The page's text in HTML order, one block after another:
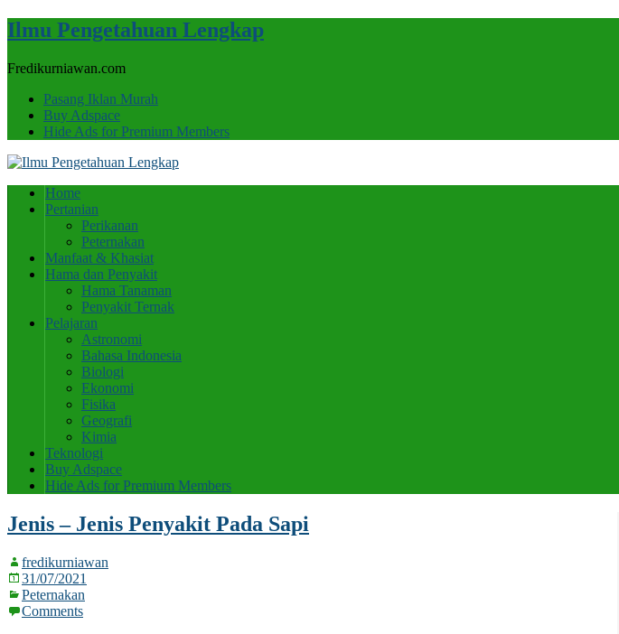
Ilmu Pengetahuan Lengkap
Fredikurniawan.com
Pasang Iklan Murah
Buy Adspace
Hide Ads for Premium Members
Home
Pertanian
Perikanan
Peternakan
Manfaat & Khasiat
Hama dan Penyakit
Hama Tanaman
Penyakit Ternak
Pelajaran
Astronomi
Bahasa Indonesia
Biologi
Ekonomi
Fisika
Geografi
Kimia
Teknologi
Buy Adspace
Hide Ads for Premium Members
Jenis – Jenis Penyakit Pada Sapi
fredikurniawan
31/07/2021
Peternakan
Comments